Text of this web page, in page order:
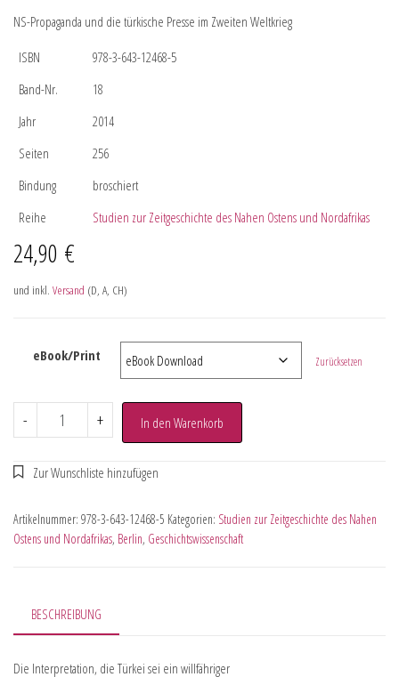
NS-Propaganda und die türkische Presse im Zweiten Weltkrieg
ISBN
978-3-643-12468-5
Band-Nr.
18
Jahr
2014
Seiten
256
Bindung
broschiert
Reihe
Studien zur Zeitgeschichte des Nahen Ostens und Nordafrikas
24,90 €
und inkl. Versand (D, A, CH)
eBook/Print Zurücksetzen
- + In den Warenkorb
Artikelnummer: 978-3-643-12468-5 Kategorien: Studien zur Zeitgeschichte des Nahen
Ostens und Nordafrikas, Berlin, Geschichtswissenschaft
BESCHREIBUNG
Die Interpretation, die Türkei sei ein willfähriger